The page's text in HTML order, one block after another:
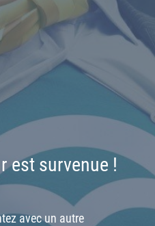
est survenue !
avec un autre